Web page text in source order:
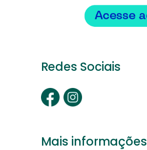
Redes Sociais
Mais informações